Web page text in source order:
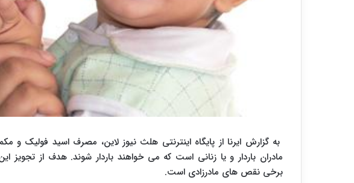
به گزارش ایرنا از پایگاه اینترنتی هلث نیوز لاین، مصرف اسید فولیک و
مادران باردار و یا زنانی است که می خواهند باردار شوند. هدف از تجویز
برخی نقص های مادرزادی است.